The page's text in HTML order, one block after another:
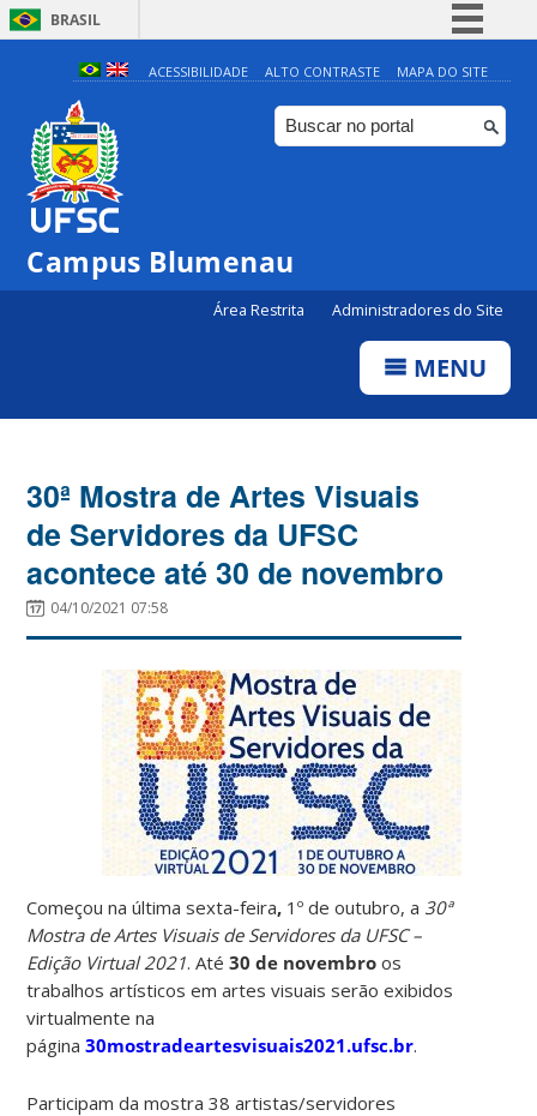
BRASIL
Simplifique!
Comunica BR
Participe
ACESSIBILIDADE ALTO CONTRASTE MAPA DO SITE
Campus Blumenau
Área Restrita Administradores do Site
MENU
30ª Mostra de Artes Visuais
de Servidores da UFSC
acontece até 30 de novembro
04/10/2021 07:58
Começou na última sexta-feira, 1º de outubro, a 30ª
Mostra de Artes Visuais de Servidores da UFSC –
Edição Virtual 2021. Até30 de novembro os
trabalhos artísticos em artes visuais serão exibidos
virtualmente na
página30mostradeartesvisuais2021.ufsc.br.
Participam da mostra 38 artistas/servidores